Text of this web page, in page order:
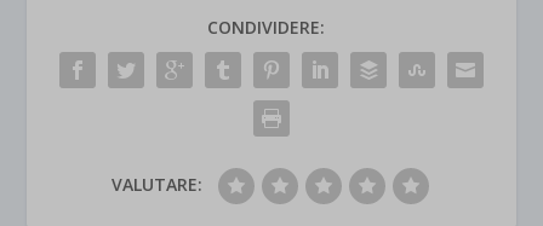
CONDIVIDERE:
VALUTARE: